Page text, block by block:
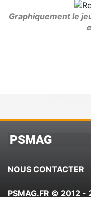
Graphiquement le
PSMAG
NOUS CONTACTER
PSMAG.FR © 2012 -